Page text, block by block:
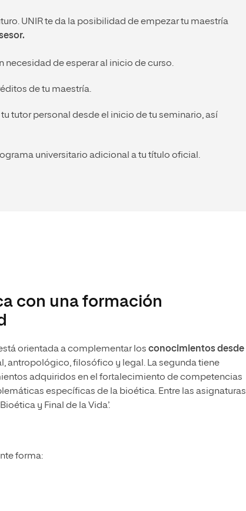
UNIR te da la posibilidad de empezar tu maestría
necesidad de esperar al inicio de curso.
de tu maestría.
tutor personal desde el inicio de tu seminario, así
universitario adicional a tu título oficial.
con una formación
orientada a complementar los conocimientos desde
antropológico, filosófico y legal. La segunda tiene
adquiridos en el fortalecimiento de competencias
específicas de la bioética. Entre las asignaturas
y Final de la Vida’.
forma: